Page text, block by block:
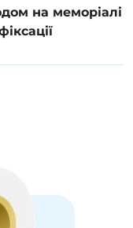
на меморіалі